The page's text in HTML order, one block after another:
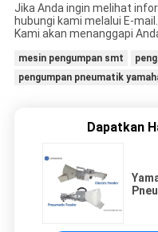
Jika Anda ingin melihat
hubungi kami melalui E-mail.
Kami akan menanggapi
mesin pengumpan smt
pengumpan pneumatik
Dapatkan